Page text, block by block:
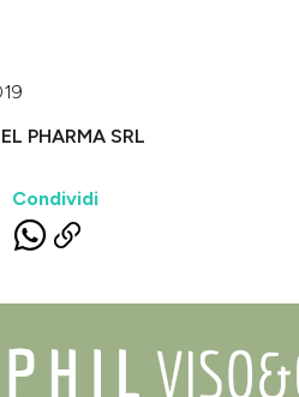
PHARMA SRL
Condividi